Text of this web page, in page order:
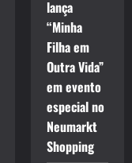
lança
“Minha
Filha em
Outra Vida”
em evento
especial no
Neumarkt
Shopping